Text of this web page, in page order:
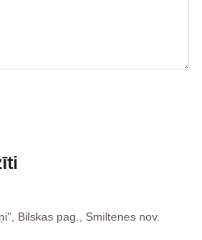
Bilskas pag., Smiltenes nov.